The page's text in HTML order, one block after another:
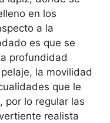
en los
a la
es que se
profundidad
la movilidad
que le
por lo regular las
realista